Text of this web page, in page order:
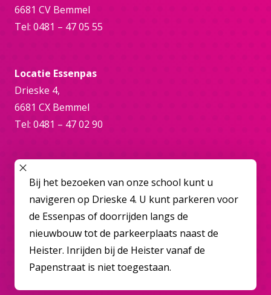
6681 CV Bemmel
Tel: 0481 – 47 05 55
Locatie Essenpas
Drieske 4,
6681 CX Bemmel
Tel: 0481 – 47 02 90
Online
bemmel@overbetuwecollege.nl
SLUIT POPUP
Bij het bezoeken van onze school kunt u
navigeren op Drieske 4. U kunt parkeren voor
de Essenpas of doorrijden langs de
nieuwbouw tot de parkeerplaats naast de
Heister. Inrijden bij de Heister vanaf de
Papenstraat is niet toegestaan.